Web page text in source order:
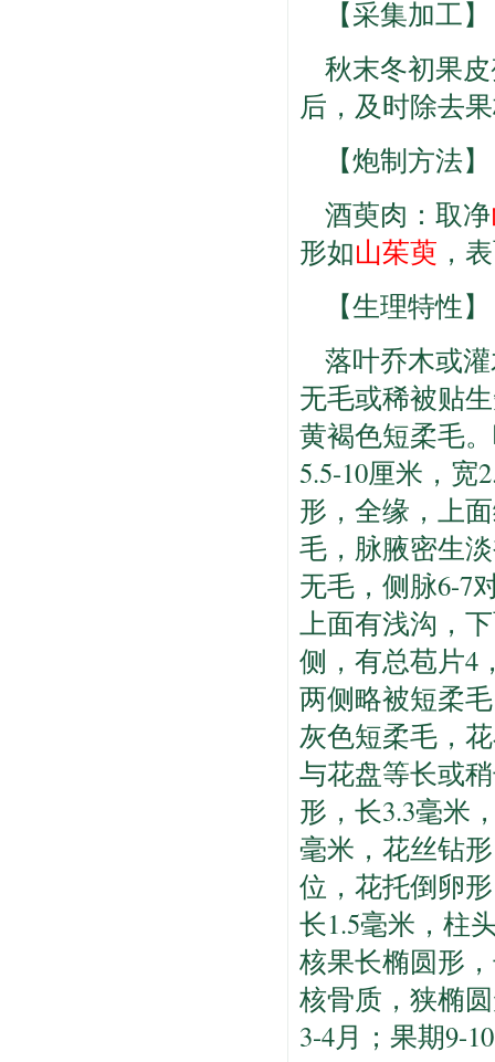
【采集加工】
秋末冬初果
后，及时除去
【炮制方法】
酒萸肉：取净
形如山茱萸 ，
【生理特性】
落叶乔木或
无毛或稀被贴
黄褐色短柔毛
5.5-10厘米，宽
形，全缘，上
毛，脉腋密生
无毛，侧脉6-7
上面有浅沟，
侧，有总苞片4
两侧略被短柔
灰色短柔毛，
与花盘等长或
形，长3.3毫米
毫米，花丝钻
位，花托倒卵
长1.5毫米，柱
核果长椭圆形
核骨质，狭椭
3-4月；果期9-